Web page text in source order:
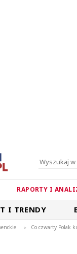
RAPORTY I
I TRENDY
> Co czwarty Polak